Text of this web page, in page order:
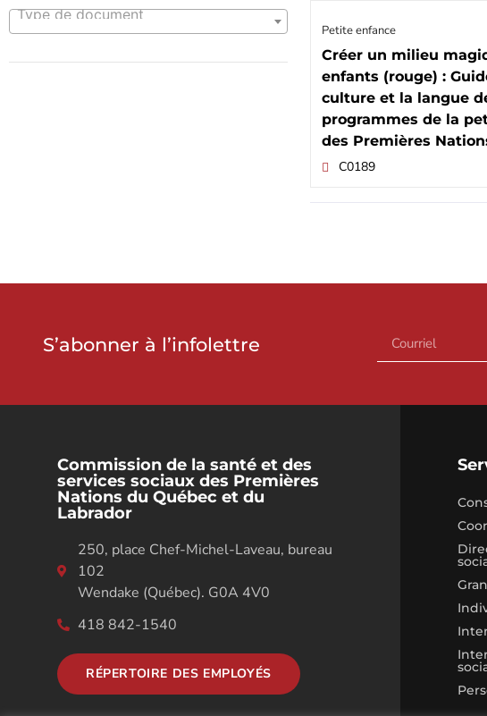
Type de document
Petite enfance
Créer un milieu
enfants (rouge) :
culture et la langue
programmes de la
des Premières
C0189
S’abonner à l’infolettre
Commission de la santé et des
services sociaux des Premières
Nations du Québec et du
Labrador
250, place Chef-Michel-Laveau, bureau
102
Wendake (Québec). G0A 4V0
418 842-1540
RÉPERTOIRE DES EMPLOYÉS